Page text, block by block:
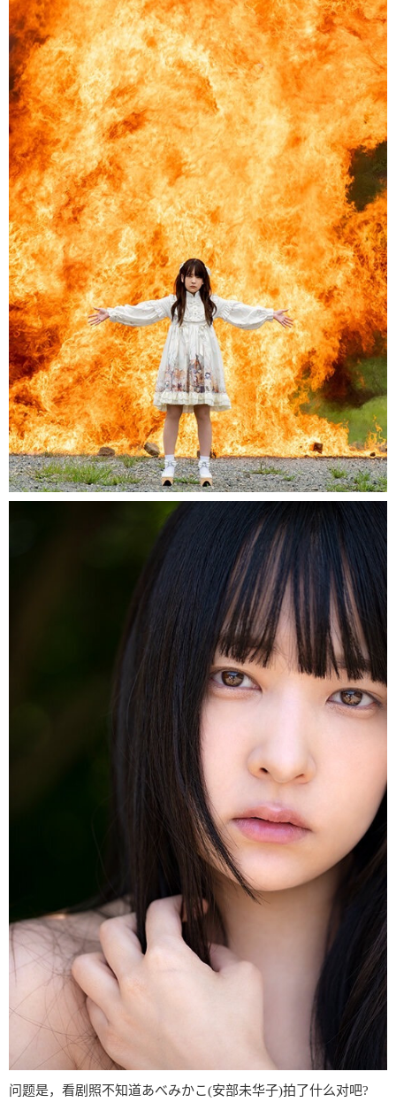
问题是，看剧照不知道あべみかこ(安部未华子)拍了什么对吧?